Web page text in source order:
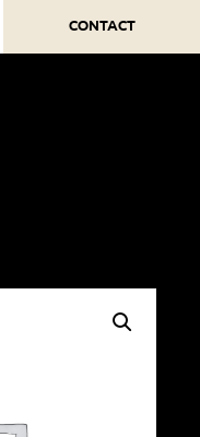
Contact